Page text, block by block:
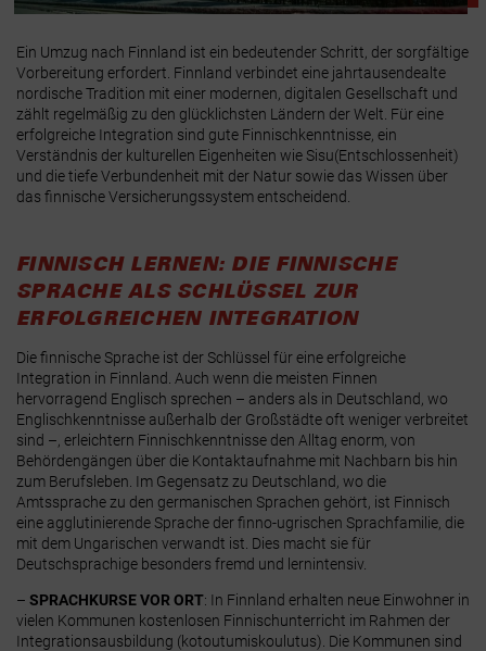
Ein Umzug nach Finnland ist ein bedeutender Schritt, der sorgfältige
Vorbereitung erfordert. Finnland verbindet eine jahrtausendealte
nordische Tradition mit einer modernen, digitalen Gesellschaft und
zählt regelmäßig zu den glücklichsten Ländern der Welt. Für eine
erfolgreiche Integration sind gute Finnischkenntnisse, ein
Verständnis der kulturellen Eigenheiten wie Sisu(Entschlossenheit)
und die tiefe Verbundenheit mit der Natur sowie das Wissen über
das finnische Versicherungssystem entscheidend.
FINNISCH LERNEN: DIE FINNISCHE
SPRACHE ALS SCHLÜSSEL ZUR
ERFOLGREICHEN INTEGRATION
Die finnische Sprache ist der Schlüssel für eine erfolgreiche
Integration in Finnland. Auch wenn die meisten Finnen
hervorragend Englisch sprechen – anders als in Deutschland, wo
Englischkenntnisse außerhalb der Großstädte oft weniger verbreitet
sind –, erleichtern Finnischkenntnisse den Alltag enorm, von
Behördengängen über die Kontaktaufnahme mit Nachbarn bis hin
zum Berufsleben. Im Gegensatz zu Deutschland, wo die
Amtssprache zu den germanischen Sprachen gehört, ist Finnisch
eine agglutinierende Sprache der finno-ugrischen Sprachfamilie, die
mit dem Ungarischen verwandt ist. Dies macht sie für
Deutschsprachige besonders fremd und lernintensiv.
– SPRACHKURSE VOR ORT: In Finnland erhalten neue Einwohner in
vielen Kommunen kostenlosen Finnischunterricht im Rahmen der
Integrationsausbildung (kotoutumiskoulutus). Die Kommunen sind